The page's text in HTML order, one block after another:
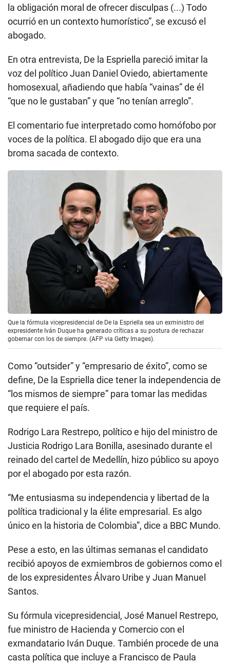
la obligación moral de ofrecer disculpas (...) Todo
ocurrió en un contexto humorístico”, se excusó el
abogado.
En otra entrevista, De la Espriella pareció imitar la
voz del político Juan Daniel Oviedo, abiertamente
homosexual, añadiendo que había “vainas” de él
“que no le gustaban” y que “no tenían arreglo”.
El comentario fue interpretado como homófobo por
voces de la política. El abogado dijo que era una
broma sacada de contexto.
Que la fórmula vicepresidencial de De la Espriella sea un exministro del
expresidente Iván Duque ha generado críticas a su postura de rechazar
gobernar con los de siempre. (AFP via Getty Images).
Como “outsider” y “empresario de éxito”, como se
define, De la Espriella dice tener la independencia de
“los mismos de siempre” para tomar las medidas
que requiere el país.
Rodrigo Lara Restrepo, político e hijo del ministro de
Justicia Rodrigo Lara Bonilla, asesinado durante el
reinado del cartel de Medellín, hizo público su apoyo
por el abogado por esta razón.
“Me entusiasma su independencia y libertad de la
política tradicional y la élite empresarial. Es algo
único en la historia de Colombia”, dice a BBC Mundo.
Pese a esto, en las últimas semanas el candidato
recibió apoyos de exmiembros de gobiernos como el
de los expresidentes Álvaro Uribe y Juan Manuel
Santos.
Su fórmula vicepresidencial, José Manuel Restrepo,
fue ministro de Hacienda y Comercio con el
exmandatario Iván Duque. También procede de una
casta política que incluye a Francisco de Paula